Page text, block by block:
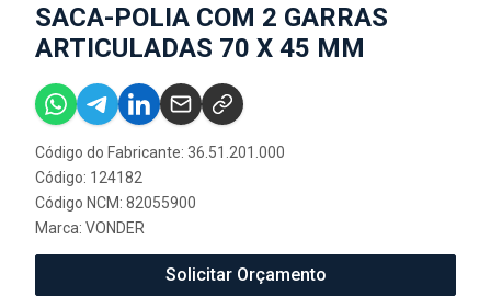
SACA-POLIA COM 2 GARRAS
ARTICULADAS 70 X 45 MM
Código do Fabricante: 36.51.201.000
Código: 124182
Código NCM: 82055900
Marca: VONDER
Solicitar Orçamento